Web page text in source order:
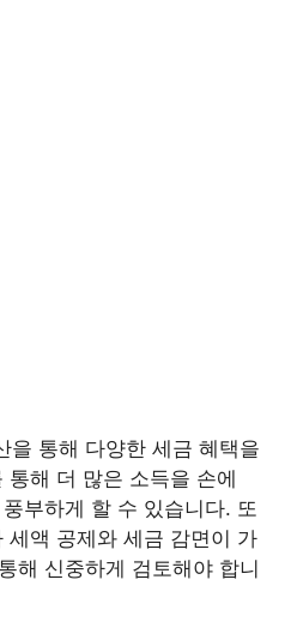
을 통해 다양한 세금 혜택을
해 더 많은 소득을 손에
부하게 할 수 있습니다. 또
세액 공제와 세금 감면이 가
해 신중하게 검토해야 합니